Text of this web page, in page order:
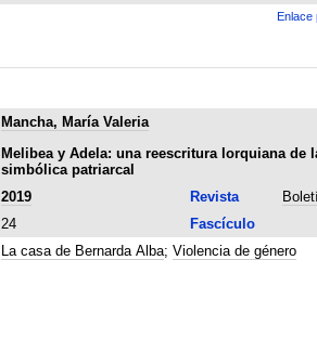
Enlace
Mancha, María Valeria
Melibea y Adela: una reescritura lorquiana de
simbólica patriarcal
2019 Revista
24
Fascículo
La casa de Bernarda Alba; Violencia de género